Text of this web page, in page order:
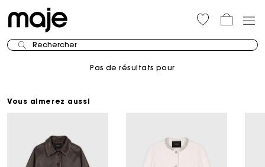
Rechercher
Pas de résultats pour
Vous aimerez aussi